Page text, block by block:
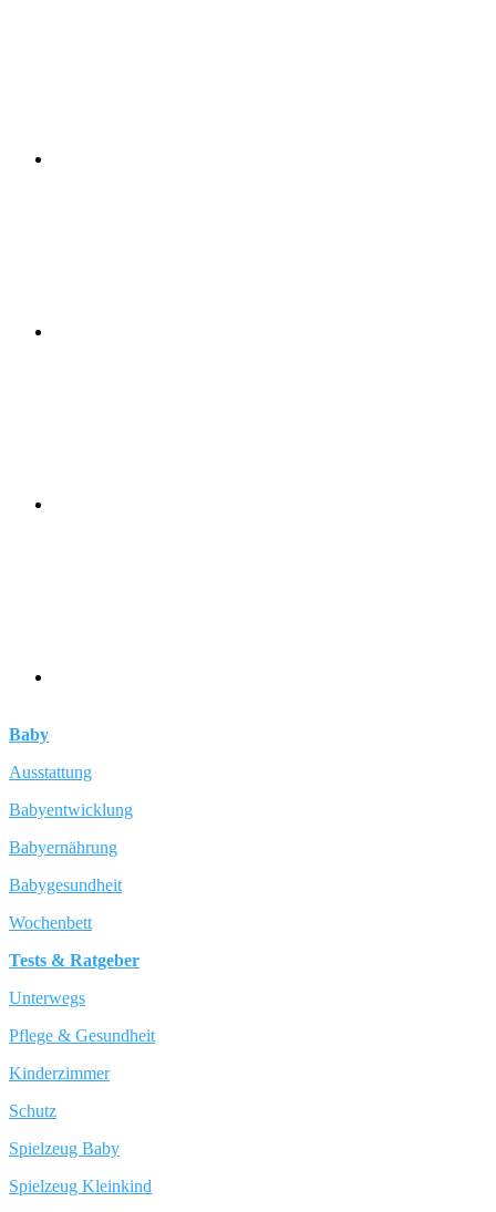
Baby
Ausstattung
Babyentwicklung
Babyernährung
Babygesundheit
Wochenbett
Tests & Ratgeber
Unterwegs
Pflege & Gesundheit
Kinderzimmer
Schutz
Spielzeug Baby
Spielzeug Kleinkind